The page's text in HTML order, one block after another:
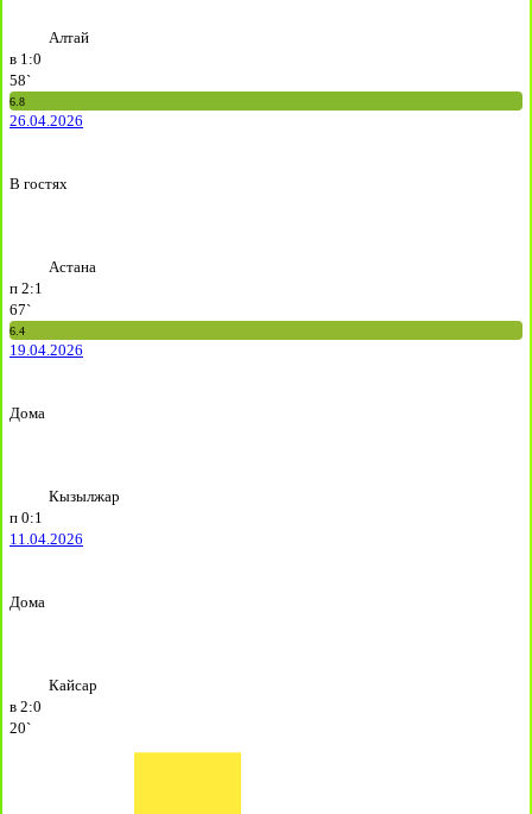
Алтай
в 1:0
58`
6.8
26.04.2026
В гостях
Астана
п 2:1
67`
6.4
19.04.2026
Дома
Кызылжар
п 0:1
11.04.2026
Дома
Кайсар
в 2:0
20`